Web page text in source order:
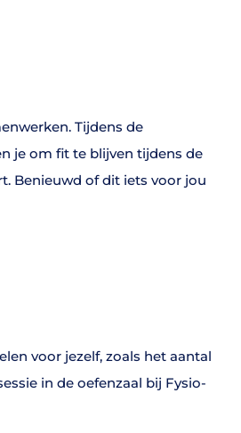
Tijdens de
je om fit te blijven tijdens de
Benieuwd of dit iets voor jou
voor jezelf, zoals het aantal
in de oefenzaal bij Fysio-